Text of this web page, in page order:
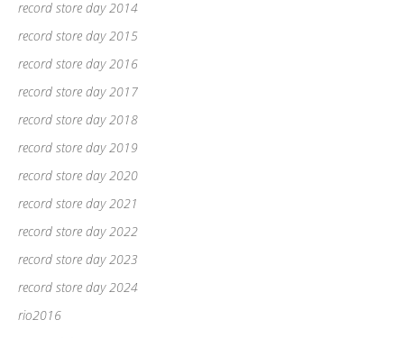
record store day 2014
record store day 2015
record store day 2016
record store day 2017
record store day 2018
record store day 2019
record store day 2020
record store day 2021
record store day 2022
record store day 2023
record store day 2024
rio2016